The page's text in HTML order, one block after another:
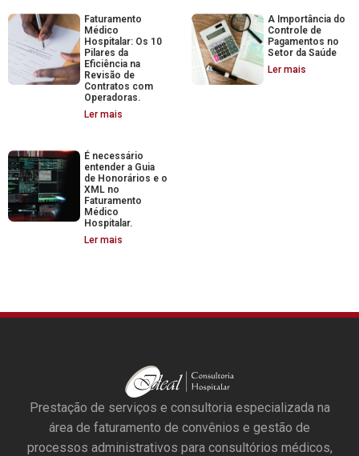
Faturamento
Médico
Hospitalar: Os 10
Pilares da
Eficiência na
Revisão de
Contratos com
Operadoras.
Ler mais
A Importância do
Controle de
Pagamentos no
Setor da Saúde
Ler mais
É necessário
entender a Guia
de Honorários e o
XML no
Faturamento
Médico
Hospitalar.
Ler mais
Prestação de serviços e consultoria especializada na
área de faturamento de convênios e gestão de
processos administrativos para consultórios médicos,